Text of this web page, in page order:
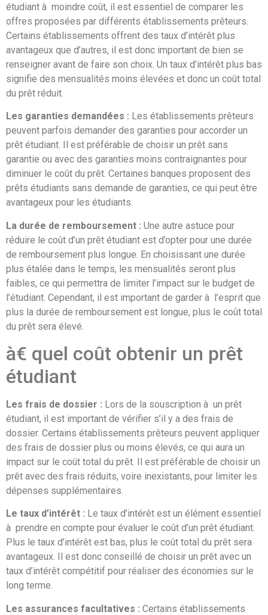
étudiant à moindre coût, il est essentiel de comparer les
offres proposées par différents établissements prêteurs.
Certains établissements offrent des taux d’intérêt plus
avantageux que d’autres, il est donc important de bien se
renseigner avant de faire son choix. Un taux d’intérêt plus bas
signifie des mensualités moins élevées et donc un coût total
du prêt réduit.
Les garanties demandées : Les établissements prêteurs
peuvent parfois demander des garanties pour accorder un
prêt étudiant. Il est préférable de choisir un prêt sans
garantie ou avec des garanties moins contraignantes pour
diminuer le coût du prêt. Certaines banques proposent des
prêts étudiants sans demande de garanties, ce qui peut être
avantageux pour les étudiants.
La durée de remboursement : Une autre astuce pour
réduire le coût d’un prêt étudiant est d’opter pour une durée
de remboursement plus longue. En choisissant une durée
plus étalée dans le temps, les mensualités seront plus
faibles, ce qui permettra de limiter l’impact sur le budget de
l’étudiant. Cependant, il est important de garder à l’esprit que
plus la durée de remboursement est longue, plus le coût total
du prêt sera élevé.
à€ quel coût obtenir un prêt
étudiant
Les frais de dossier : Lors de la souscription à un prêt
étudiant, il est important de vérifier s’il y a des frais de
dossier. Certains établissements prêteurs peuvent appliquer
des frais de dossier plus ou moins élevés, ce qui aura un
impact sur le coût total du prêt. Il est préférable de choisir un
prêt avec des frais réduits, voire inexistants, pour limiter les
dépenses supplémentaires.
Le taux d’intérêt : Le taux d’intérêt est un élément essentiel
à prendre en compte pour évaluer le coût d’un prêt étudiant.
Plus le taux d’intérêt est bas, plus le coût total du prêt sera
avantageux. Il est donc conseillé de choisir un prêt avec un
taux d’intérêt compétitif pour réaliser des économies sur le
long terme.
Les assurances facultatives : Certains établissements